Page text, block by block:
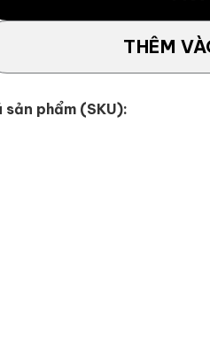
THÊM
sản phẩm (SKU):